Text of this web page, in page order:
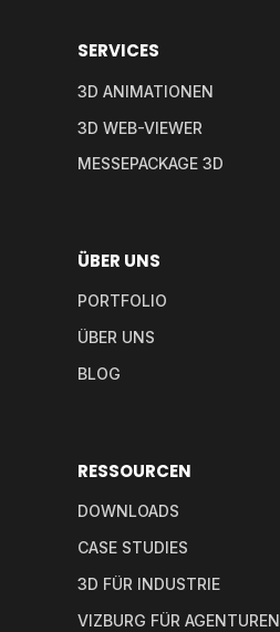
SERVICES
3D ANIMATIONEN
3D WEB-VIEWER
MESSEPACKAGE 3D
ÜBER UNS
PORTFOLIO
ÜBER UNS
BLOG
RESSOURCEN
DOWNLOADS
CASE STUDIES
3D FÜR INDUSTRIE
VIZBURG FÜR AGENTUREN